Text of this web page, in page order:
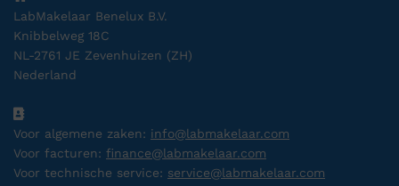
LabMakelaar Benelux B.V.
Knibbelweg 18C
NL-2761 JE Zevenhuizen (ZH)
Nederland
Voor algemene zaken: info@labmakelaar.com
Voor facturen: finance@labmakelaar.com
Voor technische service: service@labmakelaar.com